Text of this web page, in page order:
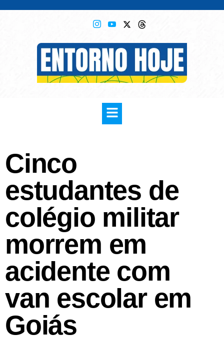
Cinco
estudantes de
colégio militar
morrem em
acidente com
van escolar em
Goiás